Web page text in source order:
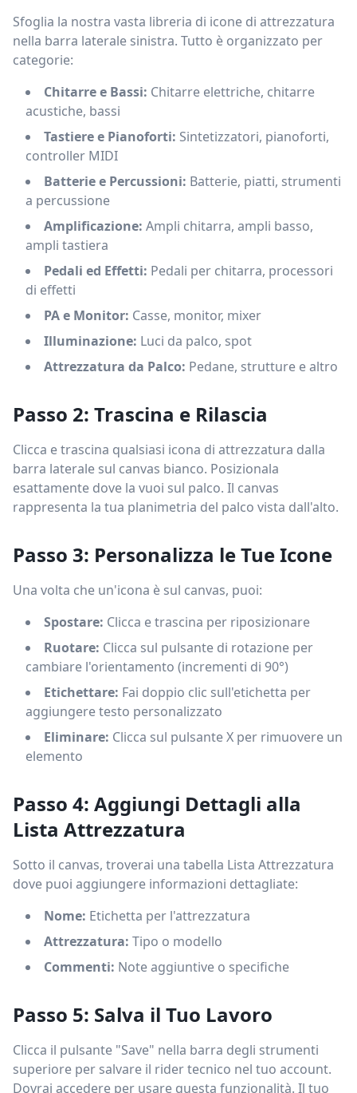
Sfoglia la nostra vasta libreria di icone di attrezzatura
nella barra laterale sinistra. Tutto è organizzato per
categorie:
Chitarre e Bassi: Chitarre elettriche, chitarre
acustiche, bassi
Tastiere e Pianoforti: Sintetizzatori, pianoforti,
controller MIDI
Batterie e Percussioni: Batterie, piatti, strumenti
a percussione
Amplificazione: Ampli chitarra, ampli basso,
ampli tastiera
Pedali ed Effetti: Pedali per chitarra, processori
di effetti
PA e Monitor: Casse, monitor, mixer
Illuminazione: Luci da palco, spot
Attrezzatura da Palco: Pedane, strutture e altro
Passo 2: Trascina e Rilascia
Clicca e trascina qualsiasi icona di attrezzatura dalla
barra laterale sul canvas bianco. Posizionala
esattamente dove la vuoi sul palco. Il canvas
rappresenta la tua planimetria del palco vista dall'alto.
Passo 3: Personalizza le Tue Icone
Una volta che un'icona è sul canvas, puoi:
Spostare: Clicca e trascina per riposizionare
Ruotare: Clicca sul pulsante di rotazione per
cambiare l'orientamento (incrementi di 90°)
Etichettare: Fai doppio clic sull'etichetta per
aggiungere testo personalizzato
Eliminare: Clicca sul pulsante X per rimuovere un
elemento
Passo 4: Aggiungi Dettagli alla
Lista Attrezzatura
Sotto il canvas, troverai una tabella Lista Attrezzatura
dove puoi aggiungere informazioni dettagliate:
Nome: Etichetta per l'attrezzatura
Attrezzatura: Tipo o modello
Commenti: Note aggiuntive o specifiche
Passo 5: Salva il Tuo Lavoro
Clicca il pulsante "Save" nella barra degli strumenti
superiore per salvare il rider tecnico nel tuo account.
Dovrai accedere per usare questa funzionalità. Il tuo